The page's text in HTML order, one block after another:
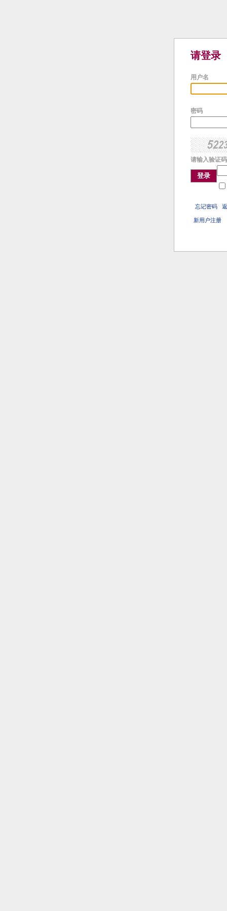
请登录
用户名
密码
请输入验证
登录
忘记密码
新用户注册